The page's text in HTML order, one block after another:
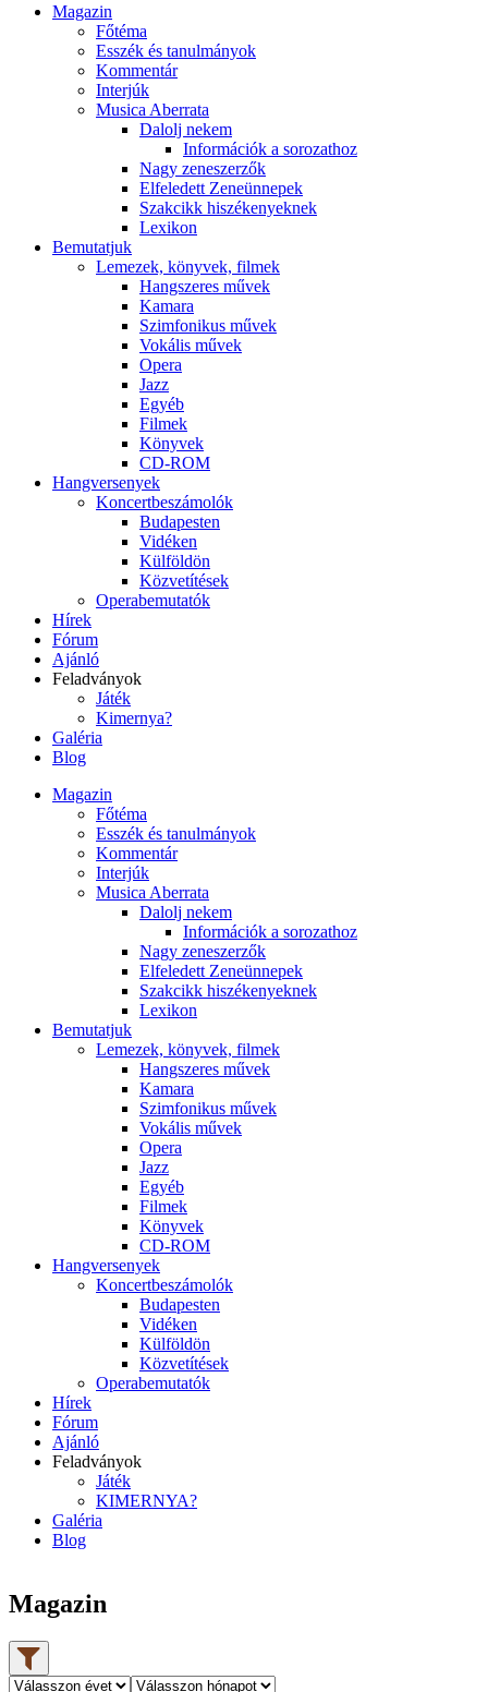
Magazin
Főtéma
Esszék és tanulmányok
Kommentár
Interjúk
Musica Aberrata
Dalolj nekem
Információk a sorozathoz
Nagy zeneszerzők
Elfeledett Zeneünnepek
Szakcikk hiszékenyeknek
Lexikon
Bemutatjuk
Lemezek, könyvek, filmek
Hangszeres művek
Kamara
Szimfonikus művek
Vokális művek
Opera
Jazz
Egyéb
Filmek
Könyvek
CD-ROM
Hangversenyek
Koncertbeszámolók
Budapesten
Vidéken
Külföldön
Közvetítések
Operabemutatók
Hírek
Fórum
Ajánló
Feladványok
Játék
Kimernya?
Galéria
Blog
Magazin
Főtéma
Esszék és tanulmányok
Kommentár
Interjúk
Musica Aberrata
Dalolj nekem
Információk a sorozathoz
Nagy zeneszerzők
Elfeledett Zeneünnepek
Szakcikk hiszékenyeknek
Lexikon
Bemutatjuk
Lemezek, könyvek, filmek
Hangszeres művek
Kamara
Szimfonikus művek
Vokális művek
Opera
Jazz
Egyéb
Filmek
Könyvek
CD-ROM
Hangversenyek
Koncertbeszámolók
Budapesten
Vidéken
Külföldön
Közvetítések
Operabemutatók
Hírek
Fórum
Ajánló
Feladványok
Játék
KIMERNYA?
Galéria
Blog
Magazin
